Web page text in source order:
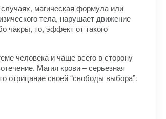
магическая формула или
тела, нарушает движение
чакры, то, эффект от такого
человека и чаще всего в сторону
Магия крови – серьезная
отрицание своей “свободы выбора”.